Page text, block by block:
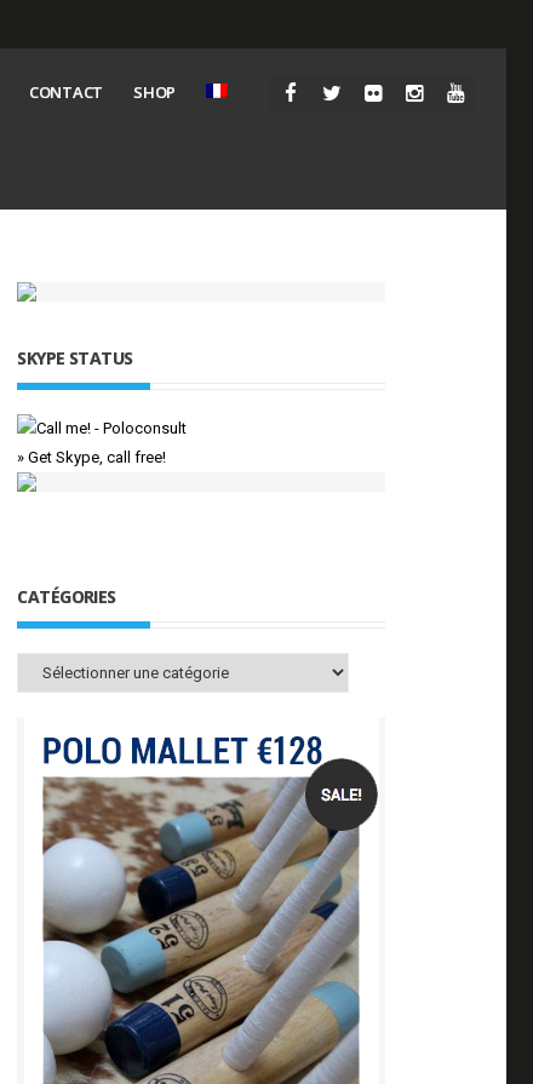
CONTACT SHOP
SKYPE STATUS
» Get Skype, call free!
CATÉGORIES
Catégories